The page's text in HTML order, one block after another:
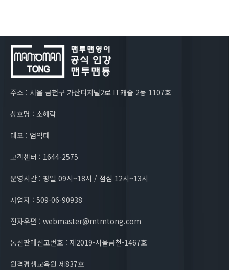
주소 : 서울 금천구 가산디지털2로 IT캐슬 2동 1107호
상호명 : 소해락
대표 : 엄익태
고객센터 : 1644-2575
운영시간 : 평일 09시~18시 / 점심 12시~13시
사업자 : 509-06-90938
전자우편 : webmaster@mtmtong.com
통신판매신고번호 : 제2019-서울금천-1467호
원격평생교육원 제837호